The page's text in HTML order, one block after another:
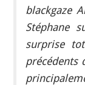
blackgaze
Stéphane
surprise
précédents